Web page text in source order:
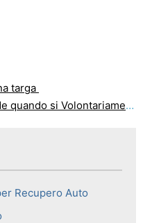
targa
si Volontariamente repo auto ?
Recupero Auto